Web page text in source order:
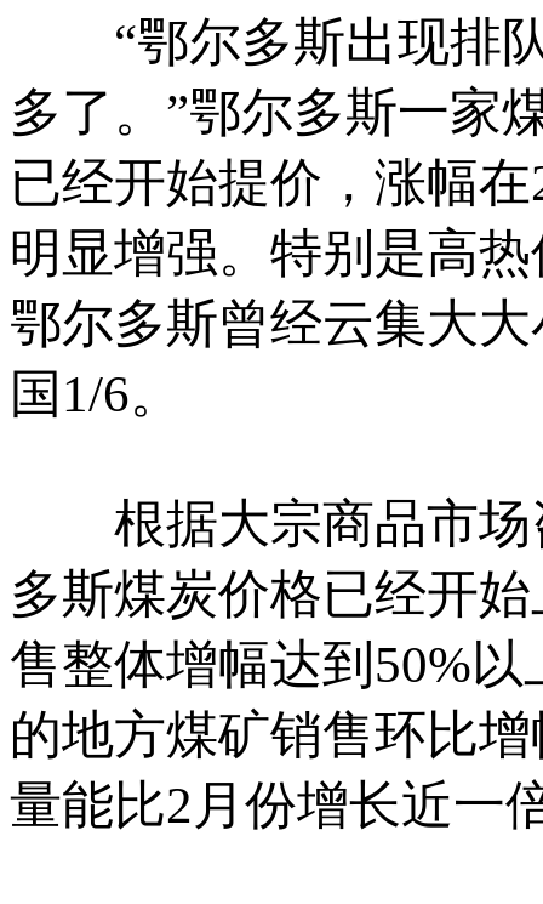
“鄂尔多斯出现排队
多了。”鄂尔多斯一家
已经开始提价，涨幅
明显增强。特别是高
鄂尔多斯曾经云集大
国1/6。
根据大宗商品市场
多斯煤炭价格已经开
售整体增幅达到50%
的地方煤矿销售环比
量能比2月份增长近一